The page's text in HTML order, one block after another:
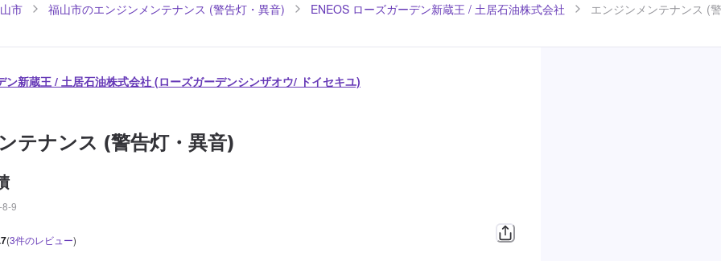
市 福山市のエンジンメンテナンス (警告灯・異音) ENEOS ローズガーデン新蔵王 / 土居石油株式会社 エンジンメンテナンス (
ン新蔵王 / 土居石油株式会社 (ローズガーデンシンザオウ/ ドイセキユ)
テナンス (警告灯・異音)
9
(3件のレビュー)